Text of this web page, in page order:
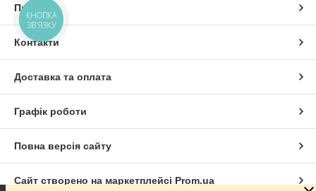
Про нас
Контакти
Доставка та оплата
Графік роботи
Повна версія сайту
Сайт створено на маркетплейсі Prom.ua
КНОПКА
ЗВ'ЯЗКУ